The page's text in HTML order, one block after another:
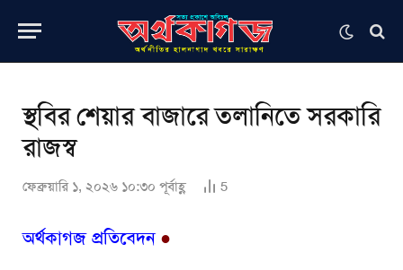
স্থবির শেয়ার বাজারে তলানিতে সরকারি
রাজস্ব
ফেব্রুয়ারি ১, ২০২৬ ১০:৩০ পূর্বাহ্ণ 5
অর্থকাগজ প্রতিবেদন ●